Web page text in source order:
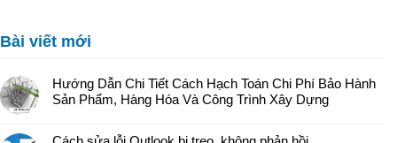
Bài viết mới
Hướng Dẫn Chi Tiết Cách Hạch Toán Chi Phí Bảo Hành
Sản Phẩm, Hàng Hóa Và Công Trình Xây Dựng